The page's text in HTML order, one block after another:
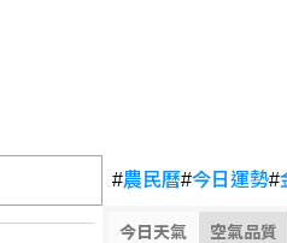
#農民曆#今日運勢#
今日天氣 空氣品質